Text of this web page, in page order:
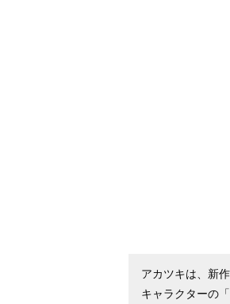
アカツキは、新
キャラクターの